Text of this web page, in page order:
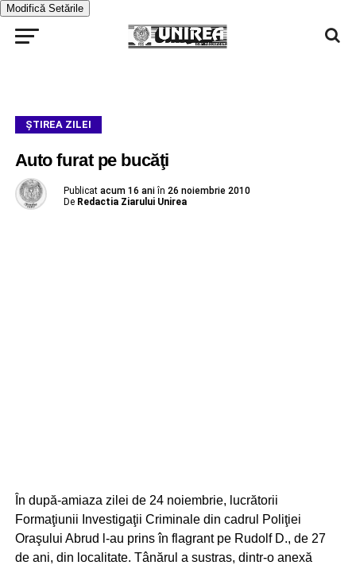
Modifică Setările
ŞTIREA ZILEI
Auto furat pe bucăţi
Publicat acum 16 ani în 26 noiembrie 2010
De Redactia Ziarului Unirea
În după-amiaza zilei de 24 noiembrie, lucrătorii
Formaţiunii Investigaţii Criminale din cadrul Poliţiei
Oraşului Abrud l-au prins în flagrant pe Rudolf D., de 27
de ani, din localitate. Tânărul a sustras, dintr-o anexă